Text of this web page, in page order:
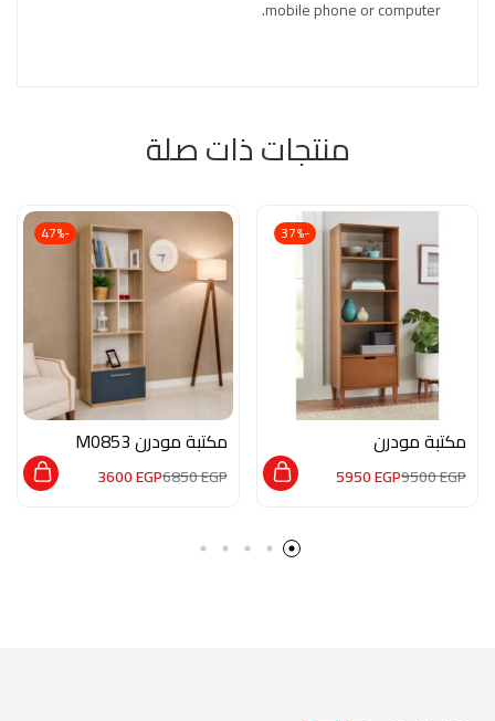
mobile phone or computer.
منتجات ذات صلة
-37%
مكتبة مودرن
HMZ0024
9500EGP
5950EGP
-47%
مكتبة مودرن M0853
6850EGP
3600EGP